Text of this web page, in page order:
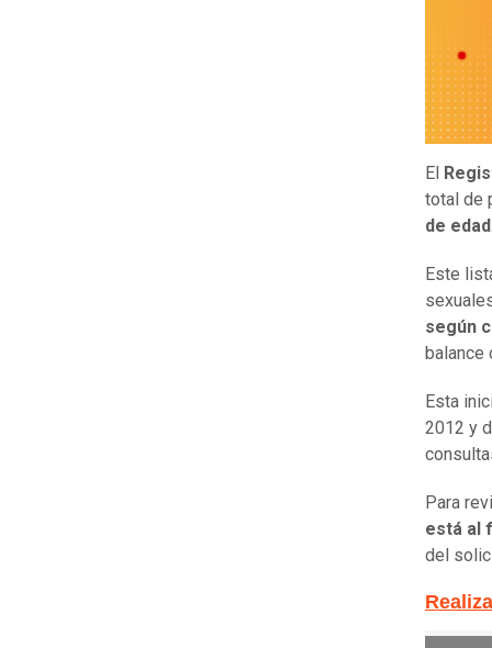
El
total de
de edad
Este
según
balance
Esta
2012 y
Para
está al
del